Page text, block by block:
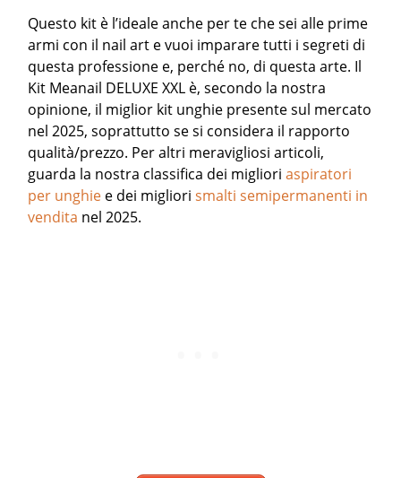
Questo kit è l’ideale anche per te che sei alle prime
armi con il nail art e vuoi imparare tutti i segreti di
questa professione e, perché no, di questa arte. Il
Kit Meanail DELUXE XXL è, secondo la nostra
opinione, il miglior kit unghie presente sul mercato
nel 2025, soprattutto se si considera il rapporto
qualità/prezzo. Per altri meravigliosi articoli,
guarda la nostra classifica dei miglioriaspiratori
per unghie e dei migliorismalti semipermanenti in
vendita nel 2025.